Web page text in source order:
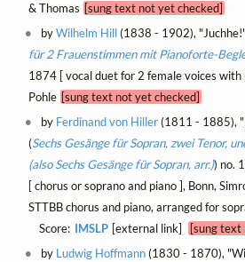
& Thomas [sung text not yet checked]
byWilhelm Hill(1838 - 1902),
für 2 Frauenstimmen mit Pianoforte-
1874 [ vocal duet for 2 female voices with
Pohle [sung text not yet checked]
by Ferdinand von Hiller(1811 - 1885),
(Sechs Gesänge für Sopran, zwei Tenor,
(also Sechs Gesänge für Sopran, arr.)) no.
[ chorus or soprano and piano ], Bonn,
STTBB chorus and piano, arranged for
Score: IMSLP [external link]
[sung text
by Ludwig Hoffmann(1830 - 1870),